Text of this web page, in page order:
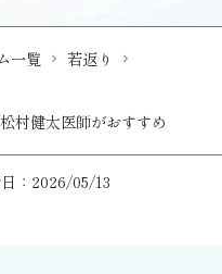
一覧 若返り
村健太医師がおすすめ
：2026/05/13